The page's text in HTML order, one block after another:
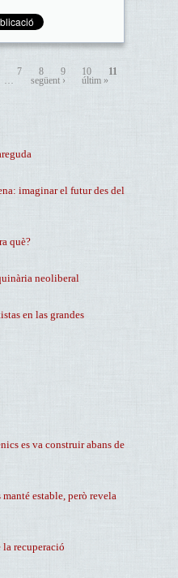
7 8 9 10
11
… següent › últim »
imaginar el futur des del
què?
neoliberal
en las grandes
es va construir abans de
estable, però revela
la recuperació